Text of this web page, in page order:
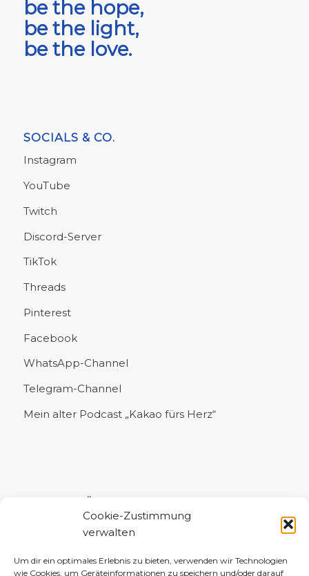
Cookie-Zustimmung
verwalten
Um dir ein optimales Erlebnis zu bieten, verwenden wir Technologien
wie Cookies, um Geräteinformationen zu speichern und/oder darauf
be the hope,
be the light,
be the love.
SOCIALS & CO.
Instagram
YouTube
Twitch
Discord-Server
TikTok
Threads
Pinterest
Facebook
WhatsApp-Channel
Telegram-Channel
Mein alter Podcast „Kakao fürs Herz“